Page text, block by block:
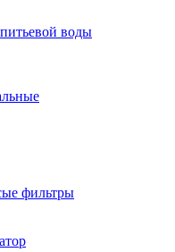
воды
фильтры